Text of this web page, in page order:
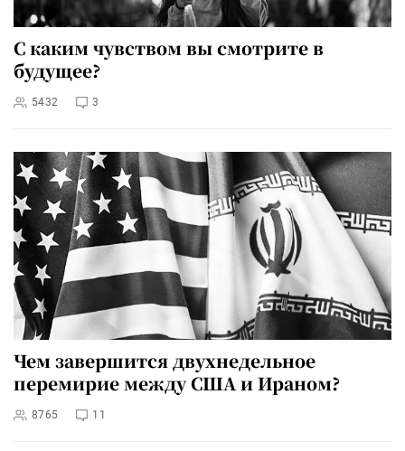
С каким чувством вы смотрите в
будущее?
5432 3
Чем завершится двухнедельное
перемирие между США и Ираном?
8765 11